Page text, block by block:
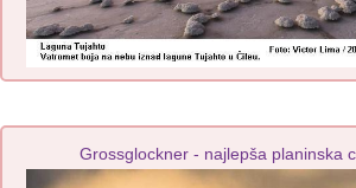
Grossglockner - najlepša planinska